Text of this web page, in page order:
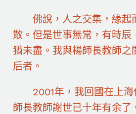
佛說，人之交集，緣起
散。但是世事無常，有時辰
猶未盡。我與楊師長教師之
后者。
2001年，我回國在上
師長教師謝世已十年有余了